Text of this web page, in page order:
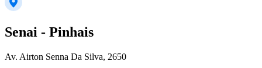
Senai - Pinhais
Av. Airton Senna Da Silva, 2650